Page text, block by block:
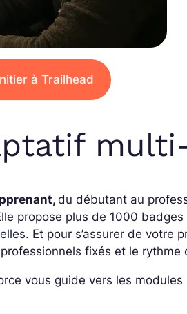
à Trailhead
du débutant au
propose plus de 1000
Et pour s’assurer de votre
fixés et le rythme
vous guide vers les